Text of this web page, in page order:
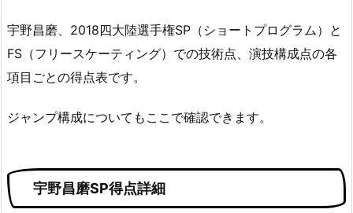
宇野昌磨、2018四大陸選手権SP（ショートプログラム）と
FS（フリースケーティング）での技術点、演技構成点の各
項目ごとの得点表です。
ジャンプ構成についてもここで確認できます。
宇野昌磨SP得点詳細